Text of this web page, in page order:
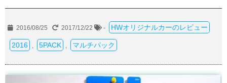
2016/08/25 2017/12/22 - HWオリジナルカーのレビュー
2016 5PACK マルチパック